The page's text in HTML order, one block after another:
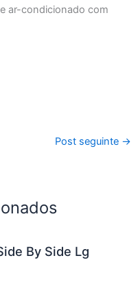
ar-condicionado com
Post seguinte →
By Side Lg